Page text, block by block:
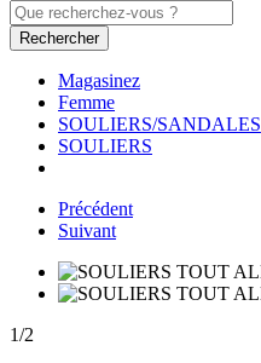
Rechercher
Magasinez
Femme
SOULIERS/SANDALES
SOULIERS
Précédent
Suivant
1/2